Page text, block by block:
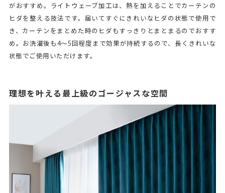
がおすすめ。ライトウェーブ加工は、熱を加えることでカーテンの
ヒダを整える技法です。届いてすぐにきれいなヒダの状態で使用で
き、カーテンをまとめた時のヒダもすっきりとまとまるのでおすす
め。お洗濯後も4～5回程度まで効果が持続するので、長くきれいな
状態でご使用いただけます。
理想を叶える最上級のゴージャスな空間